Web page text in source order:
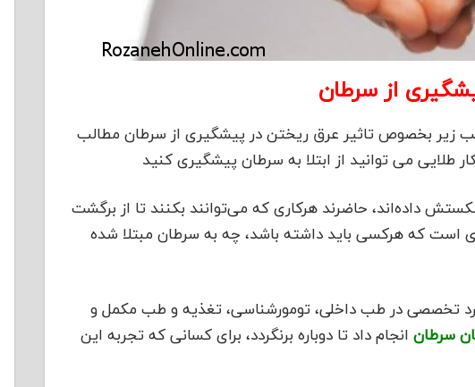
از سرطان
زیر بخصوص تاثیر عرق ریختن در پیشگیری از سرطان مطالب
شکستش داده‌اند، حاضرند هرکاری که می‌توانند بکنند تا از برگشت
است که هرکسی باید داشته باشد، چه به سرطان مبتلا شده
تخصصی در طب داخلی، تومورشناسی، تغذیه و طب مکمل و
سرطان انجام داد تا دوباره برنگردد، برای کسانی که تجربه این